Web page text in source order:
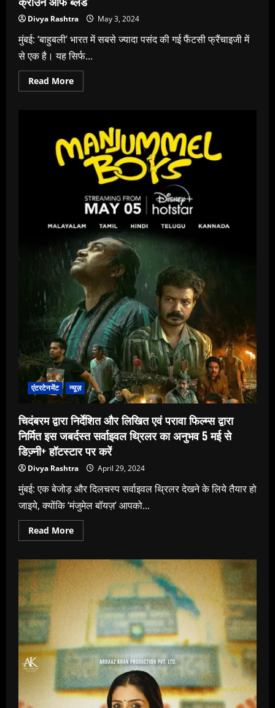
Divya Rashtra May 3, 2024
मुंबई: ‘बाहुबली’ भारत में सबसे ज्‍यादा पसंद की गई फैंटसी फ्रैंचाइजी में
से एक है। यह सिर्फ...
Read MoreRead
more
अध्‍याय
लेकर
आ
‘बाहुबली:
ऑफ
ब्‍लड’
एंटरटेनमेंट न्यूज़
चिदंबरम द्वारा निर्देशित और लिखित एवं परावा फिल्‍म्‍स द्वारा
निर्मित इस जबर्दस्‍त सर्वाइवल थ्रिलर का अनुभव 5 मई से
डिज्‍़नी+ हॉटस्‍टार पर करें
Divya Rashtra April 29, 2024
मुंबई: एक बेजोड़ और दिलचस्‍प सर्वाइवल थ्रिलर देखने के लिये तैयार हो
जाइये, क्‍योंकि ‘मंजुमेल बॉयज़’ आपको...
Read MoreRead
more
द्वारा
निर्देशित
और
लिखित
एवं
फिल्‍म्‍स
निर्मित
जबर्दस्‍त
सर्वाइवल
थ्रिलर
का
अनुभव
5
मई